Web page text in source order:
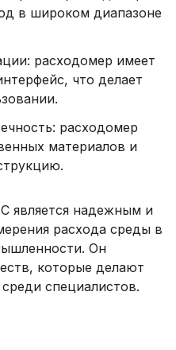
в широком диапазоне
расходомер имеет
что делает
расходомер
материалов и
является надежным и
расхода среды в
Он
которые делают
специалистов.